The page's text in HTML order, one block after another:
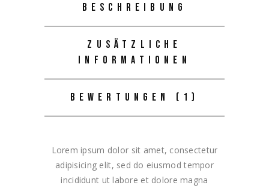
BESCHREIBUNG
ZUSÄTZLICHE
INFORMATIONEN
BEWERTUNGEN (1)
Lorem ipsum dolor sit amet, consectetur
adipisicing elit, sed do eiusmod tempor
incididunt ut labore et dolore magna